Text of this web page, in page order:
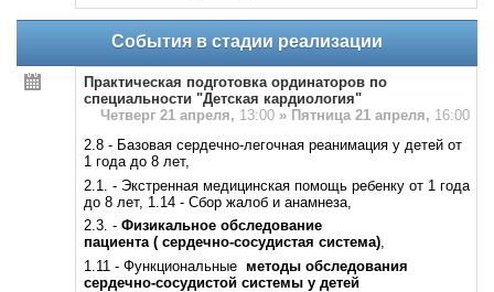
События в стадии реализации
Практическая подготовка ординаторов по
специальности "Детская кардиология"
Четверг 21 апреля, 13:00 » Пятница 21 апреля, 16:00
2.8 - Базовая сердечно-легочная реанимация у детей от
1 года до 8 лет,
2.1. - Экстренная медицинская помощь ребенку от 1 года
до 8 лет, 1.14 - Сбор жалоб и анамнеза,
2.3. - Физикальное обследование
пациента ( сердечно-сосудистая система),
1.11 - Функциональные методы обследования
сердечно-сосудистой системы у детей